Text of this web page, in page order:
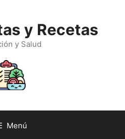
y Recetas
y Salud
Menú